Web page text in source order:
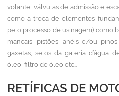
volante, válvulas de admissão e
como a troca de elementos
pelo processo de usinagem) como
mancais, pistões, anéis e/ou
gaxetas, selos da galeria d’água
óleo, filtro de óleo etc…
RETÍFICAS DE